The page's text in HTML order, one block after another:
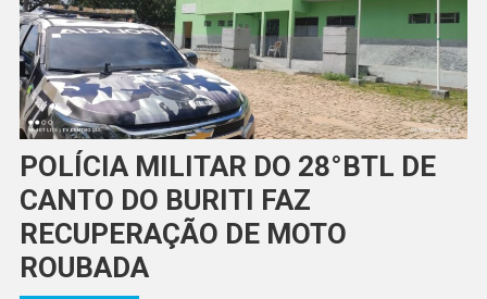
POLÍCIA MILITAR DO 28°BTL DE
CANTO DO BURITI FAZ
RECUPERAÇÃO DE MOTO
ROUBADA